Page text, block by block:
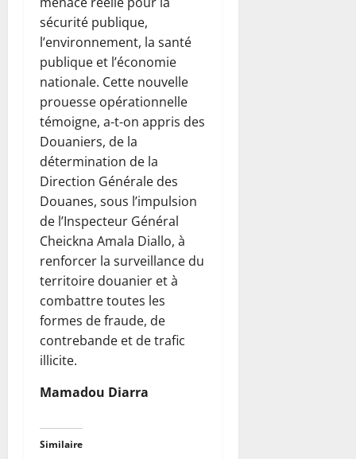
sécurité publique,
l’environnement, la santé
publique et l’économie
nationale. Cette nouvelle
prouesse opérationnelle
témoigne, a-t-on appris des
Douaniers, de la
détermination de la
Direction Générale des
Douanes, sous l’impulsion
de l’Inspecteur Général
Cheickna Amala Diallo, à
renforcer la surveillance du
territoire douanier et à
combattre toutes les
formes de fraude, de
contrebande et de trafic
illicite.
Mamadou Diarra
Similaire